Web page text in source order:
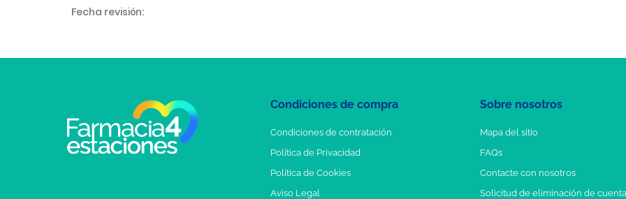
Fecha revisión:
Condiciones de compra
Condiciones de contratación
Política de Privacidad
Política de Cookies
Aviso Legal
Sobre nosotros
Mapa del sitio
FAQs
Contacte con nosotros
Solicitud de eliminación de cuenta